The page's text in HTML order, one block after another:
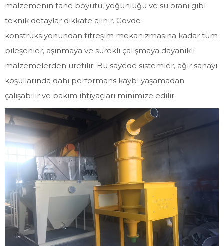
malzemenin tane boyutu, yoğunluğu ve su oranı gibi
teknik detaylar dikkate alınır. Gövde
konstrüksiyonundan titreşim mekanizmasına kadar tüm
bileşenler, aşınmaya ve sürekli çalışmaya dayanıklı
malzemelerden üretilir. Bu sayede sistemler, ağır sanayi
koşullarında dahi performans kaybı yaşamadan
çalışabilir ve bakım ihtiyaçları minimize edilir.